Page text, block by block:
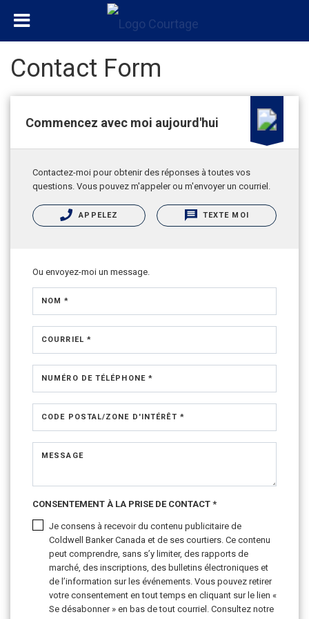
Contact Form
Commencez avec moi aujourd'hui
Contactez-moi pour obtenir des réponses à toutes vos
questions. Vous pouvez m'appeler ou m'envoyer un courriel.
APPELEZ TEXTE MOI
Ou envoyez-moi un message.
NOM *
COURRIEL *
NUMÉRO DE TÉLÉPHONE *
CODE POSTAL/ZONE D'INTÉRÊT *
MESSAGE
CONSENTEMENT À LA PRISE DE CONTACT *
Je consens à recevoir du contenu publicitaire de
Coldwell Banker Canada et de ses courtiers. Ce contenu
peut comprendre, sans s’y limiter, des rapports de
marché, des inscriptions, des bulletins électroniques et
de l’information sur les événements. Vous pouvez retirer
votre consentement en tout temps en cliquant sur le lien «
Se désabonner » en bas de tout courriel. Consultez notre